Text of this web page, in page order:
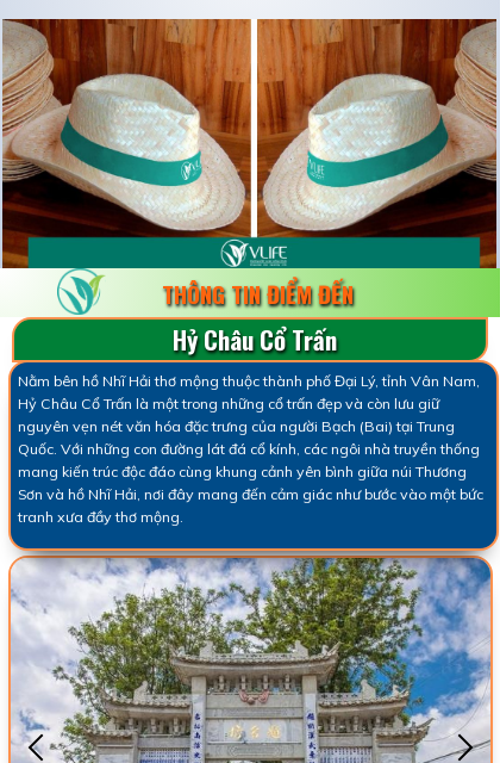
THÔNG TIN ĐIỂM ĐẾN
Hỷ Châu Cổ Trấn
Nằm bên hồ Nhĩ Hải thơ mộng thuộc thành phố Đại Lý, tỉnh Vân Nam,
Hỷ Châu Cổ Trấn là một trong những cổ trấn đẹp và còn lưu giữ
nguyên vẹn nét văn hóa đặc trưng của người Bạch (Bai) tại Trung
Quốc. Với những con đường lát đá cổ kính, các ngôi nhà truyền thống
mang kiến trúc độc đáo cùng khung cảnh yên bình giữa núi Thương
Sơn và hồ Nhĩ Hải, nơi đây mang đến cảm giác như bước vào một bức
tranh xưa đầy thơ mộng.